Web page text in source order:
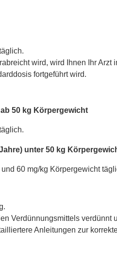
wird, wird Ihnen Ihr
fortgeführt wird.
50 kg Körpergewicht
unter 50 kg
60 mg/kg Körpergewicht
Verdünnungsmittels verdünnt
Anleitungen zur